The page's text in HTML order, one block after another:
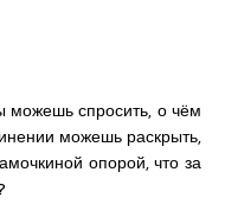
можешь спросить, о чём
можешь раскрыть,
опорой, что за